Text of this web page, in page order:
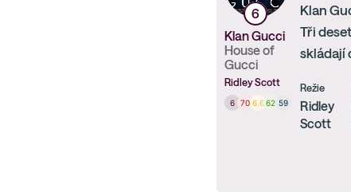
6
Klan Gucci
House of
Gucci
Ridley Scott
6 70 6.6 62 59
Klan
Tři
skládají
Režie
Ridley
Scott